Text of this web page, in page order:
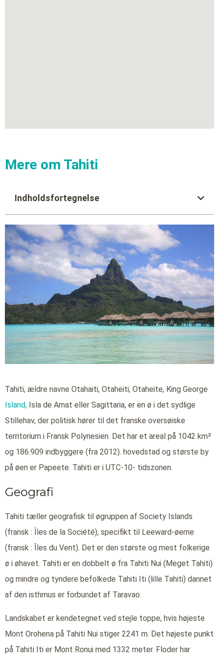
Mere om Tahiti
Indholdsfortegnelse
Tahiti, ældre navne Otahaiti, Otaheiti, Otaheite, King George
Island, Isla de Amat eller Sagittaria, er en ø i det sydlige
Stillehav, der politisk hører til det franske oversøiske
territorium i Fransk Polynesien. Det har et areal på 1042 km²
og 186.909 indbyggere (fra 2012). hovedstad og største by
på øen er Papeete. Tahiti er i UTC-10- tidszonen.
Geografi
Tahiti tæller geografisk til øgruppen af Society Islands
(fransk : Îles de la Société), specifikt til Leeward-øerne
(fransk : Îles du Vent). Det er den største og mest folkerige
ø i øhavet. Tahiti er en dobbelt ø fra Tahiti Nui (Meget Tahiti)
og mindre og tyndere befolkede Tahiti Iti (lille Tahiti) dannet
af den isthmus er forbundet af Taravao.
Landskabet er kendetegnet ved stejle toppe, hvis højeste
Mont Orohena på Tahiti Nui stiger 2241 m. Det højeste punkt
på Tahiti Iti er Mont Ronui med 1332 meter. Floder har